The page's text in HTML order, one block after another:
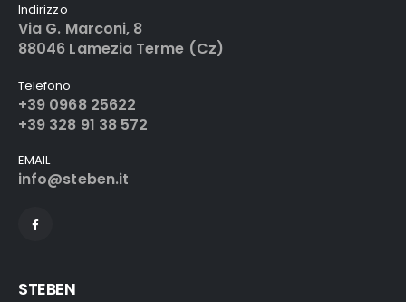
Indirizzo
Via G. Marconi, 8
88046 Lamezia Terme (Cz)
Telefono
+39 0968 25622
+39 328 91 38 572
EMAIL
info@steben.it
STEBEN